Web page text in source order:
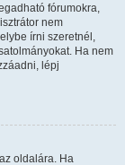
fórumokra,
nem
írni szeretnél,
Ha nem
lépj
oldalára. Ha